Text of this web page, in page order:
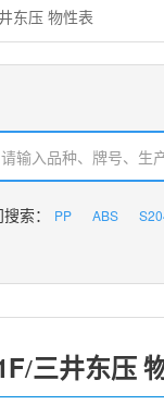
东压 物性表
索： PP ABS
/三井东压